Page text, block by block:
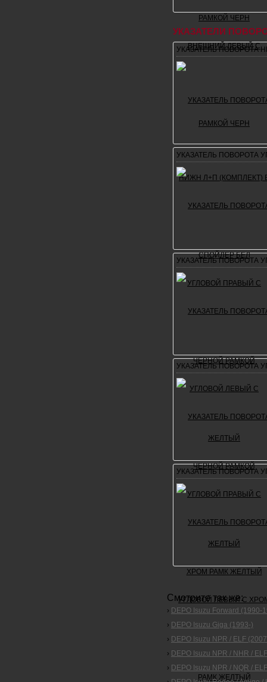
УКАЗАТЕЛИ
УКАЗАТЕЛЬ ПОВОРОТА
УКАЗАТЕЛЬ ПОВОРОТА
УКАЗАТЕЛЬ ПОВОРОТА
УКАЗАТЕЛЬ ПОВОРОТА
УКАЗАТЕЛЬ ПОВОРОТА
Смотрите так же:
› DEPO Isuzu Forward (1990-
› DEPO Isuzu Giga (1993-)
› DEPO Isuzu NPR / ELF
› DEPO Isuzu NPR / NHR /
› DEPO Isuzu NPR / NQR /